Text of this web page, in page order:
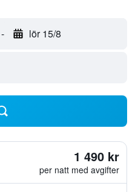
- lör 15/8
1 490 kr
per natt med avgifter